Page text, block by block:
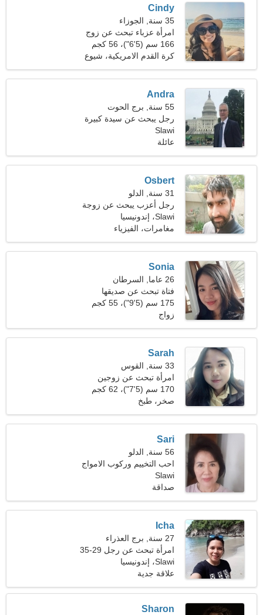
Cindy
35 سنة, الجوزاء
امرأة عزباء تبحث عن زوج
166 سم (5'6")، 56 كجم
(123 رطلا)
كرة القدم الامريكية، شيوع
Andra
55 سنة, برج الحوت
رجل يبحث عن سيدة كبيرة
46-51
Slawi
عائلة
Osbert
31 سنة, الدلو
رجل أعزب يبحث عن زوجة
21-29
Slawi، إندونيسيا
مغامرات، الفيزياء
Sonia
26 عاما, السرطان
فتاة تبحث عن صديقها
175 سم (5'9")، 55 كجم
(121 رطلا)زواج
Sarah
33 سنة, القوس
امرأة تبحث عن زوجين
170 سم (5'7")، 62 كجم
(136 رطلا)
صخر، طبخ
Sari
56 سنة, الدلو
احب التخييم وركوب الامواج
Slawi
صداقة
Icha
27 سنة, برج العذراء
امرأة تبحث عن رجل 29-35
Slawi، إندونيسيا
علاقة جدية
Sharon